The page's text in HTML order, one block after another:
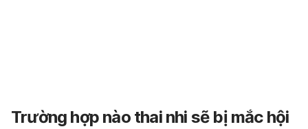
Trường hợp nào thai nhi sẽ bị mắc hội